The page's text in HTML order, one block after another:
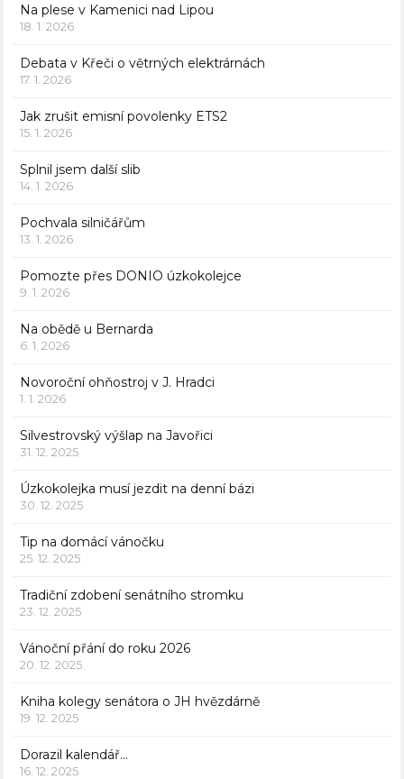
Na plese v Kamenici nad Lipou
18. 1. 2026
Debata v Křeči o větrných elektrárnách
17. 1. 2026
Jak zrušit emisní povolenky ETS2
15. 1. 2026
Splnil jsem další slib
14. 1. 2026
Pochvala silničářům
13. 1. 2026
Pomozte přes DONIO úzkokolejce
9. 1. 2026
Na obědě u Bernarda
6. 1. 2026
Novoroční ohňostroj v J. Hradci
1. 1. 2026
Silvestrovský výšlap na Javořici
31. 12. 2025
Úzkokolejka musí jezdit na denní bázi
30. 12. 2025
Tip na domácí vánočku
25. 12. 2025
Tradiční zdobení senátního stromku
23. 12. 2025
Vánoční přání do roku 2026
20. 12. 2025
Kniha kolegy senátora o JH hvězdárně
19. 12. 2025
Dorazil kalendář…
16. 12. 2025